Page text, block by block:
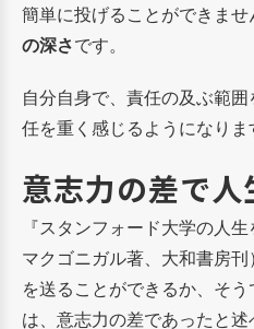
簡単に投げることができませ
の深さです。
自分自身で、責任の及ぶ範
任を重く感じるようになりま
意志力の差で人
『スタンフォード大学の人
マクゴニガル著、大和書房
を送ることができるか、そ
は、意志力の差であったと述